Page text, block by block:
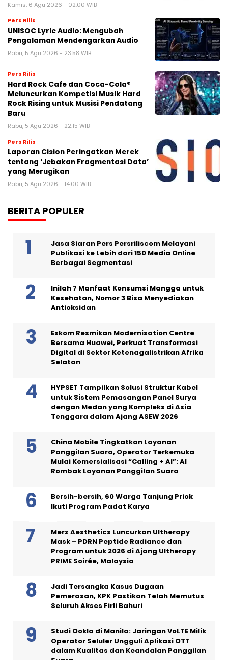
Kamis, 6 Agu 2026 - 02:00 WIB
Pers Rilis
UNISOC Lyric Audio: Mengubah
Pengalaman Mendengarkan Audio
Rabu, 5 Agu 2026 - 23:58 WIB
Pers Rilis
Hard Rock Cafe dan Coca-Cola®
Meluncurkan Kompetisi Musik Hard
Rock Rising untuk Musisi Pendatang
Baru
Rabu, 5 Agu 2026 - 22:15 WIB
Pers Rilis
Laporan Cision Peringatkan Merek
tentang ‘Jebakan Fragmentasi Data’
yang Merugikan
Rabu, 5 Agu 2026 - 14:00 WIB
BERITA POPULER
Jasa Siaran Pers Persriliscom Melayani
Publikasi ke Lebih dari 150 Media Online
Berbagai Segmentasi
Inilah 7 Manfaat Konsumsi Mangga untuk
Kesehatan, Nomor 3 Bisa Menyediakan
Antioksidan
Eskom Resmikan Modernisation Centre
Bersama Huawei, Perkuat Transformasi
Digital di Sektor Ketenagalistrikan Afrika
Selatan
HYPSET Tampilkan Solusi Struktur Kabel
untuk Sistem Pemasangan Panel Surya
dengan Medan yang Kompleks di Asia
Tenggara dalam Ajang ASEW 2026
China Mobile Tingkatkan Layanan
Panggilan Suara, Operator Terkemuka
Mulai Komersialisasi “Calling + AI”: AI
Rombak Layanan Panggilan Suara
Bersih-bersih, 60 Warga Tanjung Priok
Ikuti Program Padat Karya
Merz Aesthetics Luncurkan Ultherapy
Mask – PDRN Peptide Radiance dan
Program untuk 2026 di Ajang Ultherapy
PRIME Soirée, Malaysia
Jadi Tersangka Kasus Dugaan
Pemerasan, KPK Pastikan Telah Memutus
Seluruh Akses Firli Bahuri
Studi Ookla di Manila: Jaringan VoLTE Milik
Operator Seluler Ungguli Aplikasi OTT
dalam Kualitas dan Keandalan Panggilan